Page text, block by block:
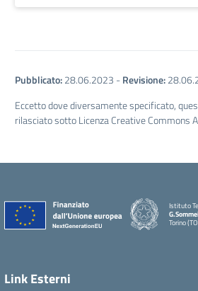
Pubblicato:28.06.2023 -Revisione:
Eccetto dove diversamente specificato,
rilasciato sotto Licenza Creative Commons
Istituto
Torino
Link Esterni